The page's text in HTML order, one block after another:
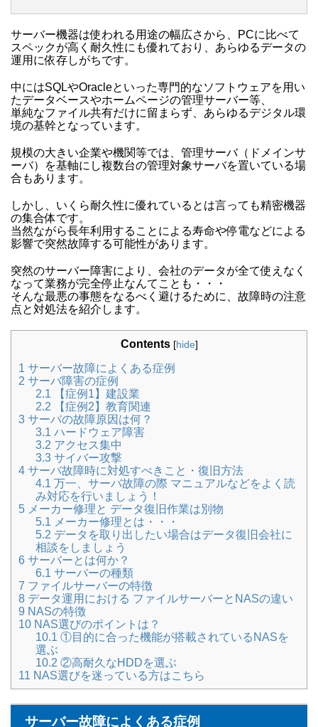
サーバー機器は使われる用途の幅広さから、PCに比べて
スペックが高く耐久性にも優れており、あらゆるデータの
運用に依存しがちです。
中にはSQLやOracleといった専門的なソフトウェアを用い
たデータベースやホームページの管理サーバー等、
単純なファイル共有だけに留まらず、あらゆるデジタル環
境の基幹となっています。
規模の大きい企業や機関等では、管理サーバ（ドメインサ
ーバ）を基軸にし複数台の管理対象サーバを置いている場
合もあります。
しかし、いくら耐久性に優れているとは言っても精密機器
の集合体です。
当然ながら長年利用することによる寿命や停電などによる
影響で突然故障する可能性があります。
突然のサーバー障害により、会社のデータが全て使えなく
なって業務が完全停止なんてことも・・・
そんな最悪の事態をなるべく避けるために、故障時の注意
点と対処法を紹介します。
Contents [hide]
1 サーバー故障によくある症例
2 サーバ障害の症例
2.1 【症例1】建設業
2.2 【症例2】教育関連
3 サーバの故障原因は何？
3.1 ハードウェア障害
3.2 アクセス集中
3.3 サイバー攻撃
4 サーバ故障時に対処すべきこと・復旧方法
4.1 万一、サーバ故障の際 マニュアルなどをよく読
み対応を行いましょう！
5 メーカー修理と データ復旧作業は別物
5.1 メーカー修理とは・・・
5.2 データを取り出したい場合はデータ復旧会社に
相談をしましょう
6 サーバーとは何か？
6.1 サーバーの種類
7 ファイルサーバーの特徴
8 データ運用における ファイルサーバーとNASの違い
9 NASの特徴
10 NAS選びのポイントは？
10.1 ①目的に合った機能が搭載されているNASを
選ぶ
10.2 ②高耐久なHDDを選ぶ
11 NAS選びを迷っている方はこちら
サーバー故障によくある症例